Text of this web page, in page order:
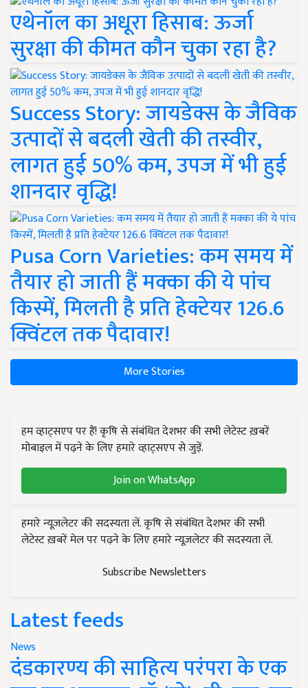
एथेनॉल का अधूरा हिसाब: ऊर्जा
सुरक्षा की कीमत कौन चुका रहा है?
Success Story: जायडेक्स के जैविक
उत्पादों से बदली खेती की तस्वीर,
लागत हुई 50% कम, उपज में भी हुई
शानदार वृद्धि!
Pusa Corn Varieties: कम समय में
तैयार हो जाती हैं मक्का की ये पांच
किस्में, मिलती है प्रति हेक्टेयर 126.6
क्विंटल तक पैदावार!
More Stories
हम व्हाट्सएप पर हैं! कृषि से संबंधित देशभर की सभी लेटेस्ट ख़बरें
मोबाइल में पढ़ने के लिए हमारे व्हाट्सएप से जुड़ें.
Join on WhatsApp
हमारे न्यूज़लेटर की सदस्यता लें. कृषि से संबंधित देशभर की सभी
लेटेस्ट ख़बरें मेल पर पढ़ने के लिए हमारे न्यूज़लेटर की सदस्यता लें.
Subscribe Newsletters
Latest feeds
News
दंडकारण्य की साहित्य परंपरा के एक